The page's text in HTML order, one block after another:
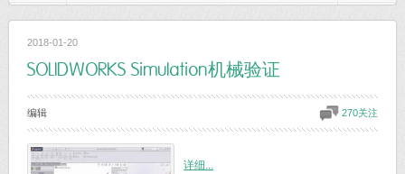
2018-01-20
SOLIDWORKS Simulation机械验证
编辑 270关注
详细...